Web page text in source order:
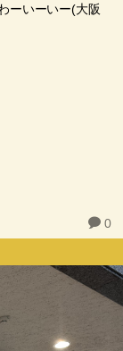
ーいーいー(大阪
0